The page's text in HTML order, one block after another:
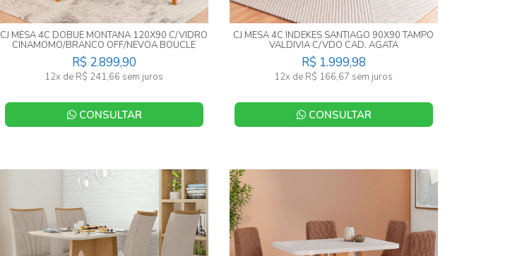
CJ MESA 4C DOBUE MONTANA 120X90 C/VIDRO
CINAMOMO/BRANCO OFF/NEVOA BOUCLE
R$ 2.899,90
12x de R$ 241,66 sem juros
CONSULTAR
CJ MESA 4C INDEKES SANTIAGO 90X90 TAMPO
VALDIVIA C/VDO CAD. AGATA
FREIJO/OFF/CACAU
R$ 1.999,98
12x de R$ 166,67 sem juros
CONSULTAR